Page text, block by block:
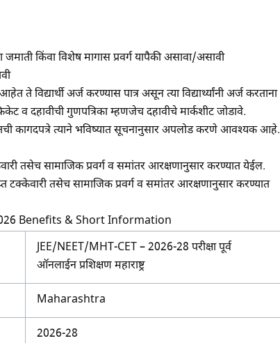
किंवा विशेष मागास प्रवर्ग यापैकी असावा/असावी
ते विद्यार्थी अर्ज करण्यास पात्र असून त्या विद्यार्थ्यांनी अर्ज करताना
व दहावीची गुणपत्रिका म्हणजेच दहावीचे मार्कशीट जोडावे.
कागदपत्रे त्याने भविष्यात सूचनानुसार अपलोड करणे आवश्यक आहे.
तसेच सामाजिक प्रवर्ग व समांतर आरक्षणानुसार करण्यात येईल.
टक्केवारी तसेच सामाजिक प्रवर्ग व समांतर आरक्षणानुसार करण्यात
Benefits & Short Information
JEE/NEET/MHT-CET – 2026-28 परीक्षा पूर्व
ऑनलाईन प्रशिक्षण महाराष्ट्र
Maharashtra
2026-28